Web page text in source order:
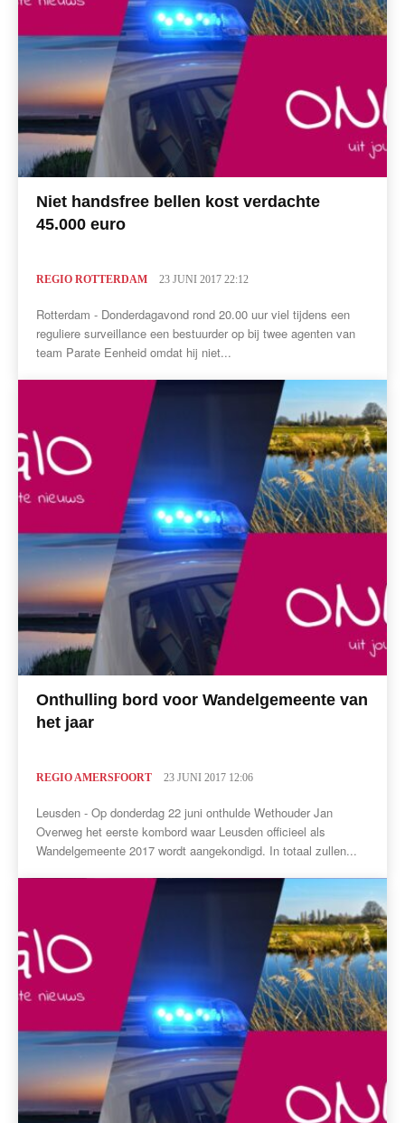
Niet handsfree bellen kost verdachte
45.000 euro
REGIO ROTTERDAM 23 JUNI 2017 22:12
Rotterdam - Donderdagavond rond 20.00 uur viel tijdens een
reguliere surveillance een bestuurder op bij twee agenten van
team Parate Eenheid omdat hij niet...
Onthulling bord voor Wandelgemeente van
het jaar
REGIO AMERSFOORT 23 JUNI 2017 12:06
Leusden - Op donderdag 22 juni onthulde Wethouder Jan
Overweg het eerste kombord waar Leusden officieel als
Wandelgemeente 2017 wordt aangekondigd. In totaal zullen...